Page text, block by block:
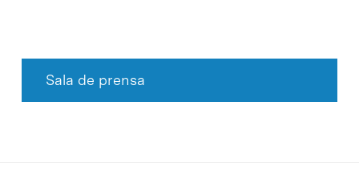
Sala de prensa